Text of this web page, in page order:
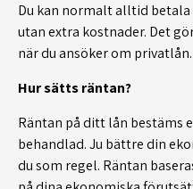
Du kan normalt alltid
utan extra kostnader. Det
när du ansöker om privatlån.
Hur sätts räntan?
Räntan på ditt lån bestäms
behandlad. Ju bättre din
du som regel. Räntan